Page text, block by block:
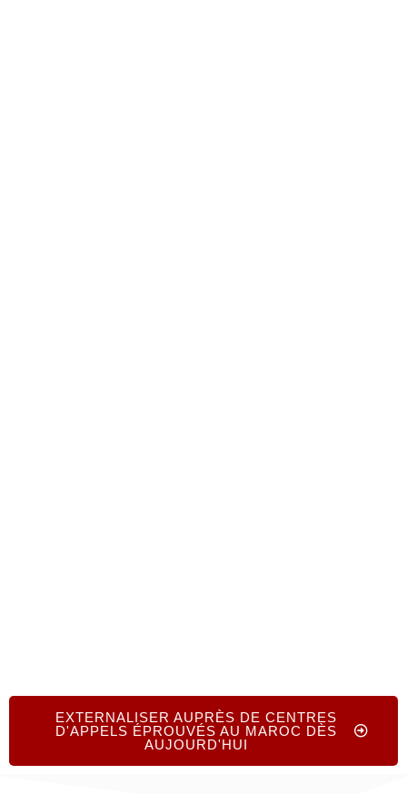
EXTERNALISER AUPRÈS DE CENTRES
D'APPELS ÉPROUVÉS AU MAROC DÈS
AUJOURD'HUI